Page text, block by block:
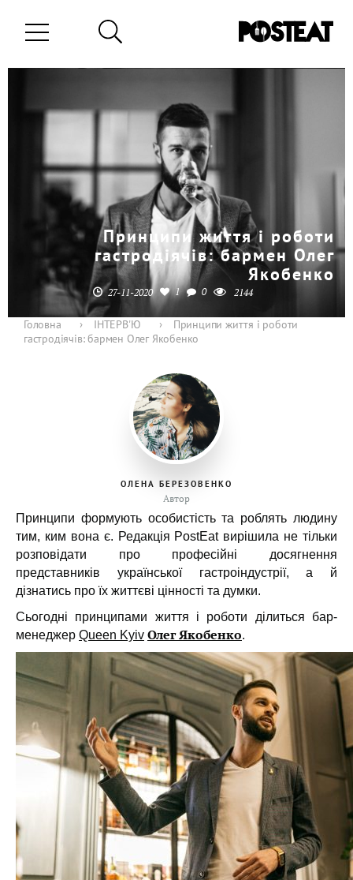
Принципи життя і роботи
гастродіячів: бармен Олег
Якобенко
27-11-2020 1 0 2144
Головна › ІНТЕРВ'Ю ›
Принципи життя і роботи
гастродіячів: бармен Олег Якобенко
ОЛЕНА БЕРЕЗОВЕНКО
Автор
Принципи формують особистість та роблять людину
тим, ким вона є. Редакція PostEat вирішила не тільки
розповідати про професійні досягнення
представників української гастроіндустрії, а й
дізнатись про їх життєві цінності та думки.
Сьогодні принципами життя і роботи ділиться бар-
менеджер Queen Kyiv Олег Якобенко.